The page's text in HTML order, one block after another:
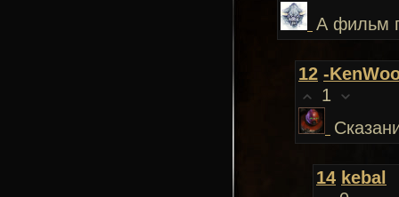
А фильм
12 -
1
14 kebal